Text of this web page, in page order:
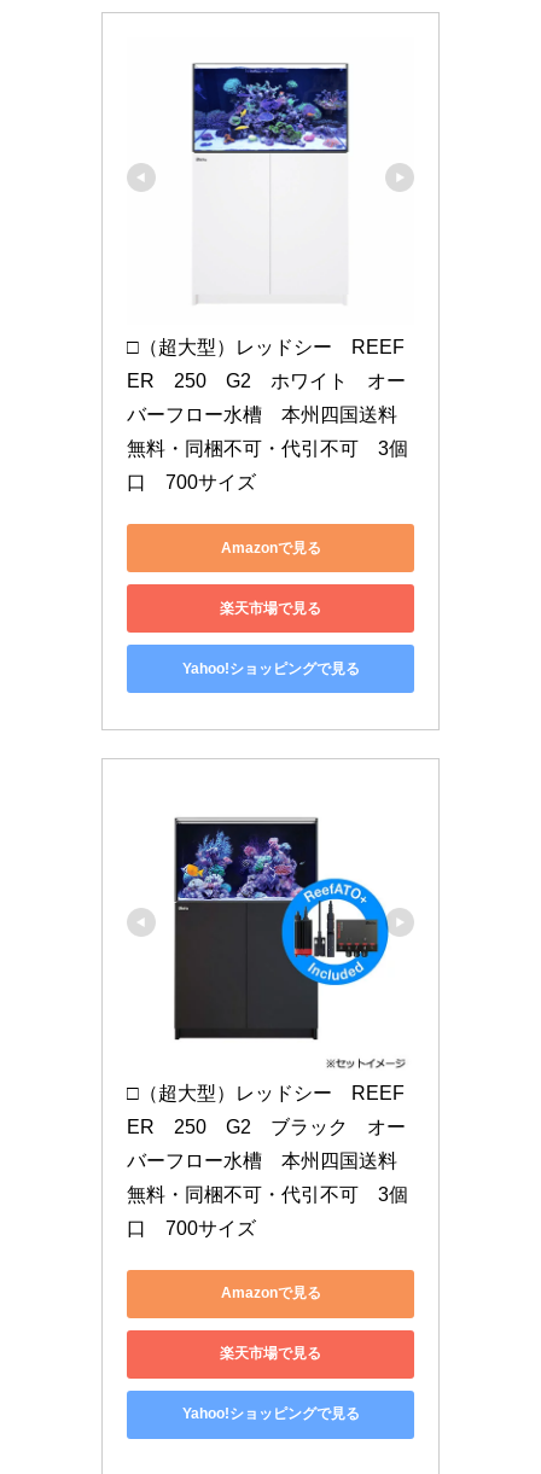
□（超大型）レッドシー　REEF
ER　250　G2　ホワイト　オー
バーフロー水槽　本州四国送料
無料・同梱不可・代引不可　3個
口　700サイズ
Amazonで見る
楽天市場で見る
Yahoo!ショッピングで見る
□（超大型）レッドシー　REEF
ER　250　G2　ブラック　オー
バーフロー水槽　本州四国送料
無料・同梱不可・代引不可　3個
口　700サイズ
Amazonで見る
楽天市場で見る
Yahoo!ショッピングで見る